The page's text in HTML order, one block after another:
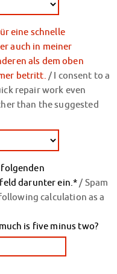
eine schnelle
auch in meiner
als dem oben
betritt. / I consent to a
repair work even
than the suggested
folgenden
darunter ein.* / Spam
calculation as a
is five minus two?